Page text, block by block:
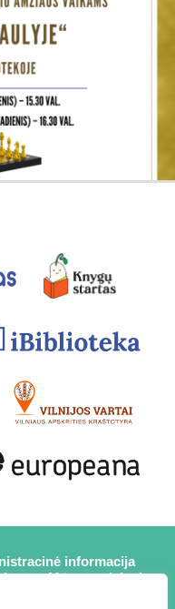
informacija
Mūsų projektai